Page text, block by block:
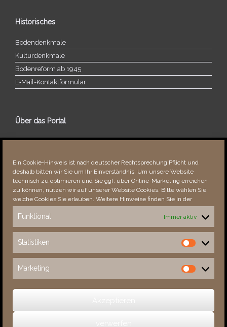
Ein Cookie-Hinweis ist nach deutscher Rechtsprechung Pflicht und
deshalb bitten wir Sie um Ihr Einverständnis: Um unsere Website
technisch zu optimieren und Sie ggf. über Online-Marketing erreichen
zu können, nutzen wir auf unserer Website Cookies. Bitte wählen Sie,
welche Cookies Sie erlauben. Weitere Hinweise finden Sie in der
Funktional Immer aktiv
Statistiken
Statistiken
Marketing
Marketing
Historisches
Bodendenkmale
Kulturdenkmale
Bodenreform ab 1945
E‑Mail-​​Kontaktformular
Über das Portal
Über dieses Portal
Fehler bemerkt?
Besucher seit 08/​2021
This Week
35387